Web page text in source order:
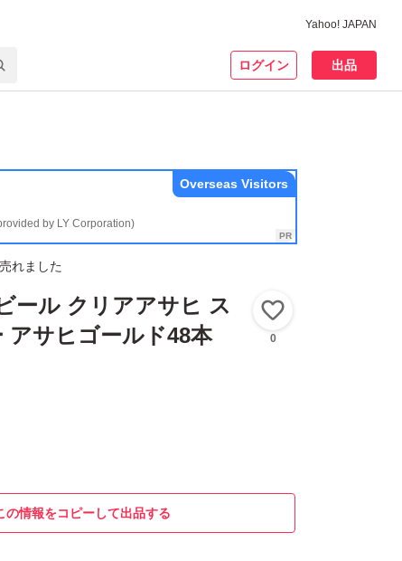
Yahoo! JAPAN
ログイン 出品
by LY Corporation)
Overseas Visitors
れました
ール クリアアサヒ ス
アサヒゴールド48本
0
の情報をコピーして出品する